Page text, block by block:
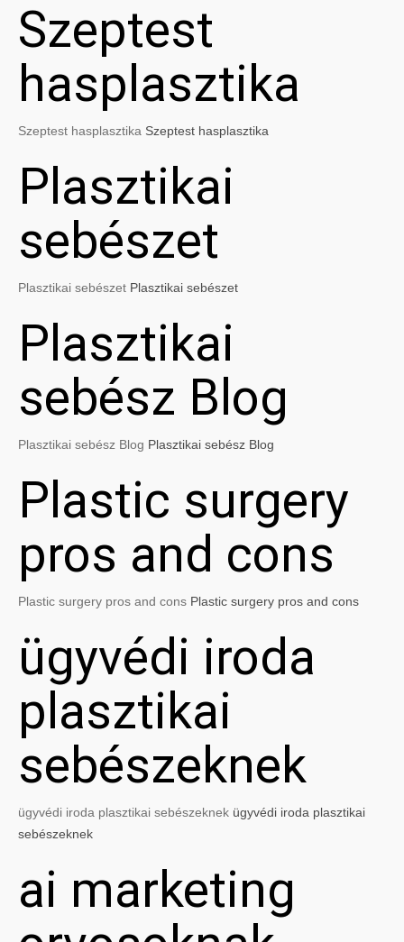
Szeptest
hasplasztika
Szeptest hasplasztika Szeptest hasplasztika
Plasztikai
sebészet
Plasztikai sebészet Plasztikai sebészet
Plasztikai
sebész Blog
Plasztikai sebész Blog Plasztikai sebész Blog
Plastic surgery
pros and cons
Plastic surgery pros and cons Plastic surgery pros and cons
ügyvédi iroda
plasztikai
sebészeknek
ügyvédi iroda plasztikai sebészeknek ügyvédi iroda plasztikai
sebészeknek
ai marketing